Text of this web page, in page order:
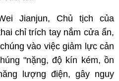
Jianjun, Chủ tịch của
chỉ trích tay nắm cửa ẩn,
vào việc giảm lực cản
"nặng, độ kín kém, ồn
lượng điện, gây nguy